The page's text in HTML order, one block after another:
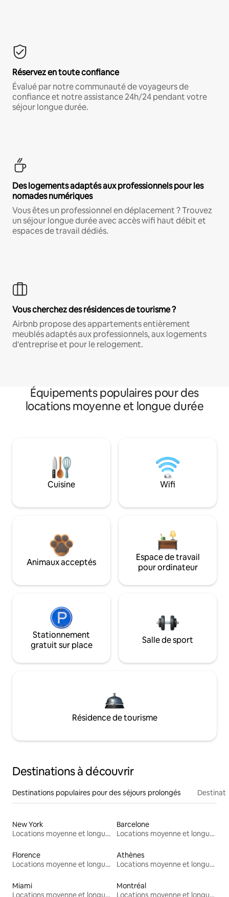
Réservez en toute confiance
Évalué par notre communauté de voyageurs de
confiance et notre assistance 24h/24 pendant votre
séjour longue durée.
Des logements adaptés aux professionnels pour les
nomades numériques
Vous êtes un professionnel en déplacement ? Trouvez
un séjour longue durée avec accès wifi haut débit et
espaces de travail dédiés.
Vous cherchez des résidences de tourisme ?
Airbnb propose des appartements entièrement
meublés adaptés aux professionnels, aux logements
d'entreprise et pour le relogement.
Équipements populaires pour des
locations moyenne et longue durée
Cuisine Wifi
Animaux acceptés
Espace de travail
pour ordinateur
Stationnement
gratuit sur place
Salle de sport
Résidence de tourisme
Destinations à découvrir
Destinations populaires pour des séjours prolongés
New York
Locations moyenne et longue durée
Barcelone
Locations moyenne et longue durée
Florence
Locations moyenne et longue durée
Athènes
Locations moyenne et longue durée
Miami
Locations moyenne et longue durée
Montréal
Locations moyenne et longue durée